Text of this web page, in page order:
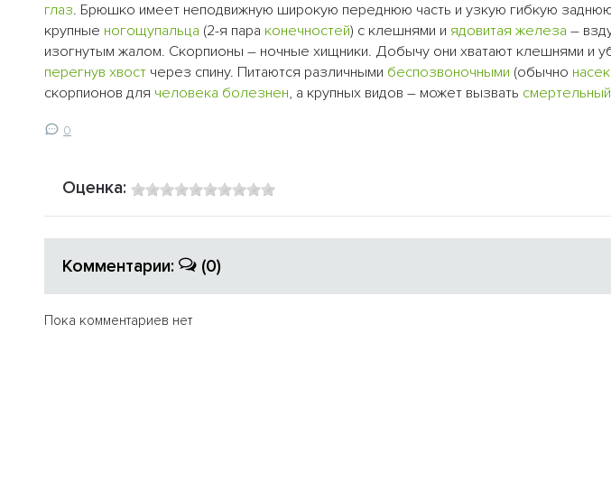
глаз. Брюшко имеет неподвижную широкую переднюю часть и узкую гибкую
крупные ногощупальца (2-я пара конечностей) с клешнями и ядовитая железа –
изогнутым жалом. Скорпионы – ночные хищники. Добычу они хватают клешнями и
перегнув хвост через спину. Питаются различными беспозвоночными (обычно
скорпионов для человека болезнен, а крупных видов – может вызвать смертельный
0
Оценка:
Комментарии: (0)
Пока комментариев нет